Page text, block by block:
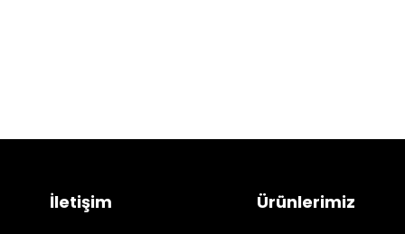
İletişim Ürünlerimiz